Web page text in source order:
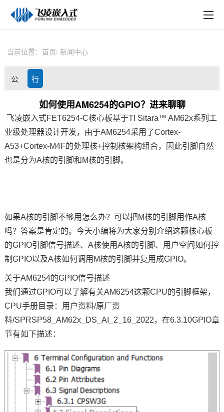
技术与支持
在线文档
方案定制
新闻中心
技术论坛
在线购买
当前位置： 首页 新闻中心
公
动
态
行
资
讯
如何使用AM6254的GPIO？进来聊聊
飞凌嵌入式FET6254-C核心板基于TI Sitara™ AM62x系列工
业级处理器设计开发，由于AM6254采用了Cortex-
A53+Cortex-M4F的处理核+控制核架构组合，因此引脚自然
也是分为A核的引脚和M核的引脚。
如果A核的引脚不够用怎么办？可以把M核的引脚用作A核
吗？答案是肯定的。今天小编将为大家分别介绍这颗核心板
的GPIO引脚信号描述、A核使用A核的引脚、用户空间如何控
制 GPIO以及A核如何调用M核的引脚并复用成GPIO。
关于AM6254的GPIO信号描述
我们通过GPIO可以了解有关AM6254这颗CPU的引脚框架，
CPU手册目录：用户资料/原厂资
料/SPRSP58_AM62x_DS_AI_2_16_2022，在6.3.10GPIO章
节有如下描述：